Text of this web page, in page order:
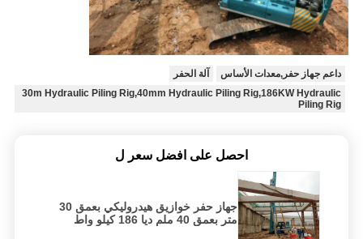
داعم جهاز حفر,معدات الأساس
آلة الحفر
30m Hydraulic Piling Rig,40mm Hydraulic Piling Rig,186KW Hydraulic
Piling Rig
احصل على افضل سعر ل
جهاز حفر خوازيق هيدروليكي بعمق 30
متر بعمق 40 ملم ديا 186 كيلو واط